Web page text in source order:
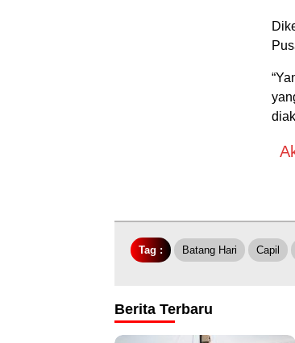
Tag : Batang Hari Capil
Berita Terbaru